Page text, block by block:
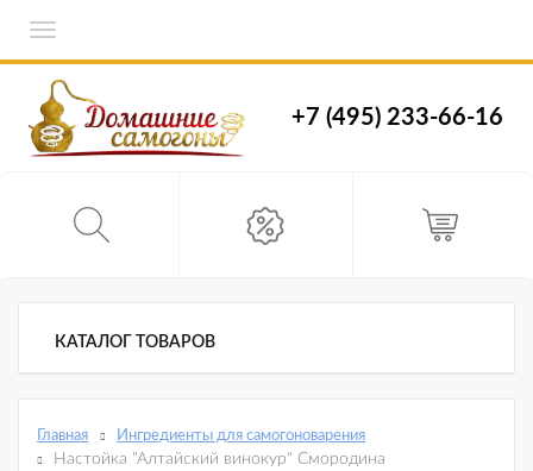
Toggle
+7 (495) 233-66-16
КАТАЛОГ ТОВАРОВ
Главная Ингредиенты для самогоноварения
Настойка "Алтайский винокур" Смородина